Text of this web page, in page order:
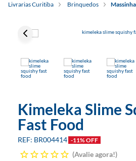
Livrarias Curitiba Brinquedos
Kimeleka Slime
Fast Food
BR004414 -11% OFF
Avalie agora!